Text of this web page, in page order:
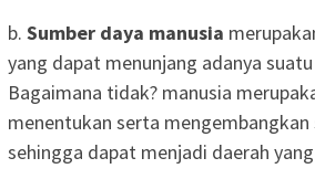
b. Sumber daya manusia
yang dapat menunjang adanya
Bagaimana tidak? manusia
menentukan serta mengembangkan
sehingga dapat menjadi daerah